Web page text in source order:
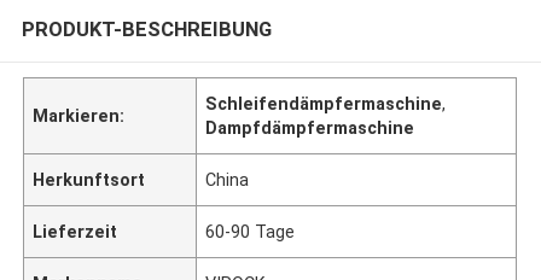
PRODUKT-BESCHREIBUNG
Markieren:
Schleifendämpfermaschine,
Dampfdämpfermaschine
Herkunftsort China
Lieferzeit 60-90 Tage